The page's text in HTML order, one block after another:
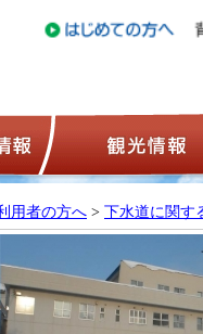
産業・ビジネス情
用者の方へ > 下水道に関す